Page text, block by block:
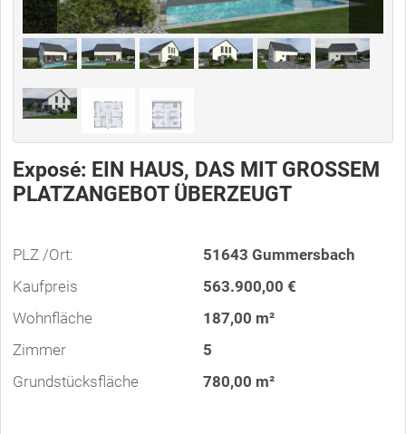
Exposé: EIN HAUS, DAS MIT GROSSEM
PLATZANGEBOT ÜBERZEUGT
PLZ /Ort:
51643 Gummersbach
Kaufpreis
563.900,00 €
Wohnfläche
187,00 m²
Zimmer
5
Grundstücksfläche
780,00 m²